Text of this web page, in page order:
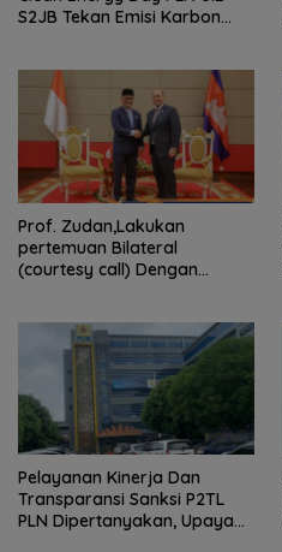
S2JB Tekan Emisi Karbon
Prof. Zudan,Lakukan
pertemuan Bilateral
(courtesy call) Dengan
Siapkan Indonesia Jadi Pusat
Kolaborasi ASN ASEAN
Pelayanan Kinerja Dan
Transparansi Sanksi P2TL
PLN Dipertanyakan, Upaya